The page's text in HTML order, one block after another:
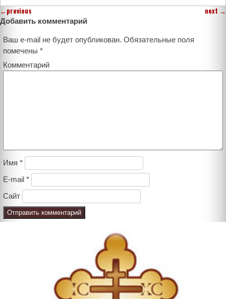
←previous next →
Добавить комментарий
Ваш e-mail не будет опубликован. Обязательные поля
помечены *
Комментарий
Имя *
E-mail *
Сайт